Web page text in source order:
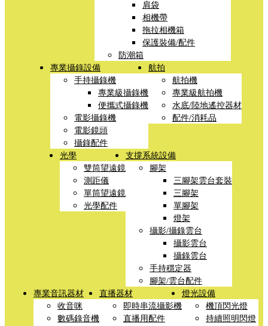
肩袋
相機帶
拖拉相機箱
保護裝備/配件
防潮箱
專業攝錄設備
手持攝錄機
專業級攝錄機
便攜式攝錄機
電影攝錄機
電影鏡頭
攝錄配件
航拍
航拍機
專業級航拍機
水底/陸地遙控器材
配件/消耗品
光學
雙筒望遠鏡
測距儀
單筒望遠鏡
光學配件
支撐系統設備
腳架
三腳架雲台套裝
三腳架
單腳架
燈架
攝影/攝錄雲台
攝影雲台
攝錄雲台
手持穩定器
腳架/雲台配件
專業音訊器材
收音咪
數碼錄音機
直播器材
即時串流攝影機
直播用配件
燈光設備
機頂閃光燈
持續照明閃燈